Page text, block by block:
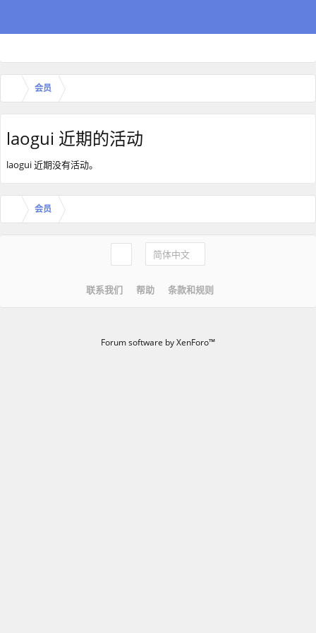
会员
laogui 近期的活动
laogui 近期没有活动。
会员
简体中文
联系我们 帮助 条款和规则
Forum software by XenForo™